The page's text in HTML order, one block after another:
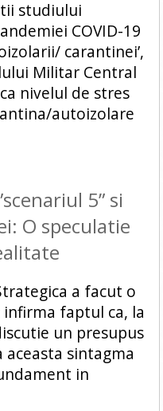
studiului
COVID-19
carantinei’,
Militar Central
nivelul de stres
autoizolare
5” si
O speculatie
a facut o
infirma faptul ca, la
un presupus
aceasta sintagma
in